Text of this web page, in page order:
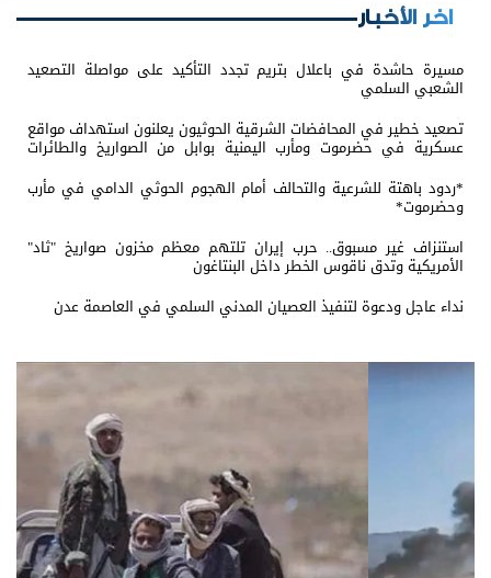
اخر الأخبار
مسيرة حاشدة في باعلال بتريم تجدد التأكيد على مواصلة التصعيد
الشعبي السلمي
تصعيد خطير في المحافضات الشرقية الحوثيون يعلنون استهداف مواقع
عسكرية في حضرموت ومأرب اليمنية بوابل من الصواريخ والطائرات
*ردود باهتة للشرعية والتحالف أمام الهجوم الحوثي الدامي في مأرب
وحضرموت*
استنزاف غير مسبوق.. حرب إيران تلتهم معظم مخزون صواريخ "ثاد"
الأمريكية وتدق ناقوس الخطر داخل البنتاغون
نداء عاجل ودعوة لتنفيذ العصيان المدني السلمي في العاصمة عدن